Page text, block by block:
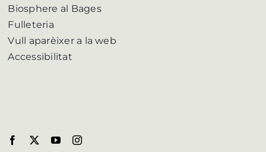
Biosphere al Bages
Fulleteria
Vull aparèixer a la web
Accessibilitat